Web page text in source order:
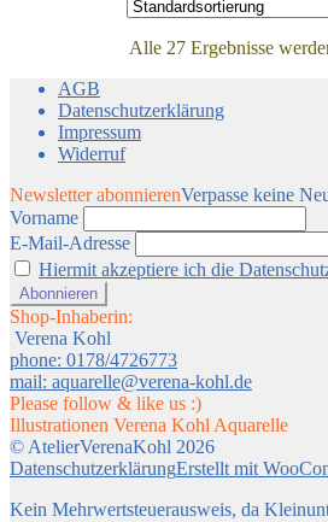
Alle 27 Ergebnisse
AGB
Datenschutzerklärung
Impressum
Widerruf
Newsletter abonnierenVerpasse keine
Vorname
E-Mail-Adresse
Hiermit akzeptiere ich die
Shop-Inhaberin:
Verena Kohl
phone: 0178/4726773
mail: aquarelle@verena-kohl.de
Please follow & like us :)
Illustrationen Verena Kohl Aquarelle
© AtelierVerenaKohl 2026
DatenschutzerklärungErstellt mit
Kein Mehrwertsteuerausweis, da